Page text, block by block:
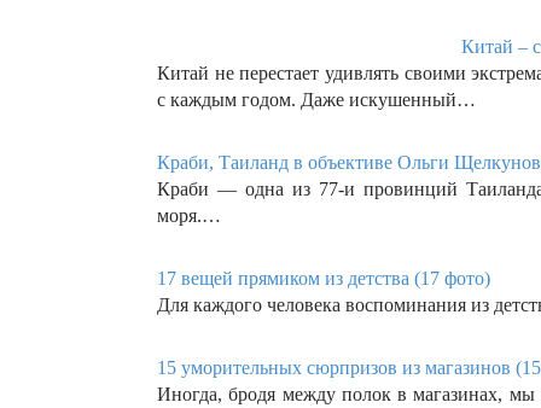
Китай –
Китай не перестает удивлять своими
с каждым годом. Даже искушенный…
Краби, Таиланд в объективе Ольги
Краби — одна из 77-и провинций
моря.…
17 вещей прямиком из детства (17 фото)
Для каждого человека воспоминания из
15 уморительных сюрпризов из магазинов
Иногда, бродя между полок в магазинах, мы